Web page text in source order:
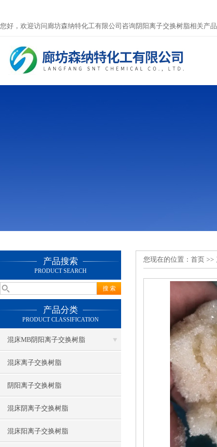
您好，欢迎访问廊坊森纳特化工有限公司咨询阴阳离子交换树脂相关产
产品搜索
PRODUCT SEARCH
产品分类
PRODUCT CLASSIFICATION
混床MB阴阳离子交换树脂
混床离子交换树脂
阴阳离子交换树脂
混床阴离子交换树脂
混床阳离子交换树脂
您现在的位置： 首页 >>